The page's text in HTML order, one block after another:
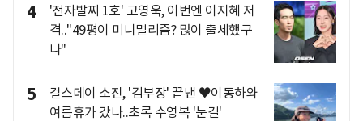
4
'전자발찌 1호' 고영욱, 이번엔 이지혜 저
격.."49평이 미니멀리즘? 많이 출세했구
나"
5
걸스데이 소진, '김부장' 끝낸 ♥이동하와
여름휴가 갔나..초록 수영복 '눈길'